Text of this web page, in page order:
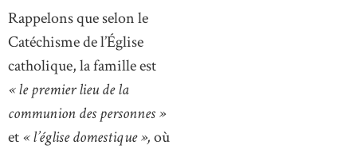
Rappelons que selon le
Catéchisme de l’Église
catholique, la famille est
« le premier lieu de la
communion des personnes »
et« l’église domestique »,où